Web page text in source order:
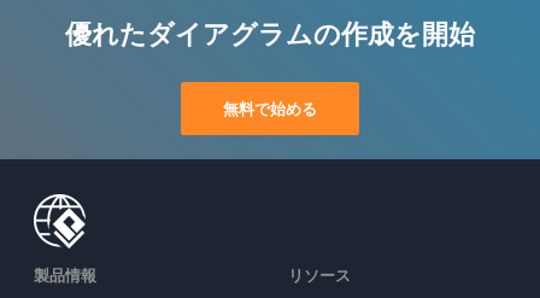
優れたダイアグラムの作成を開始
無料で始める
製品情報 リソース